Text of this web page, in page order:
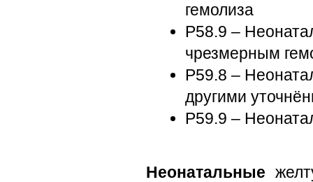
гемолиза
P58.9 –
чрезмерным
P59.8 –
другими
P59.9 –
Неонатальные